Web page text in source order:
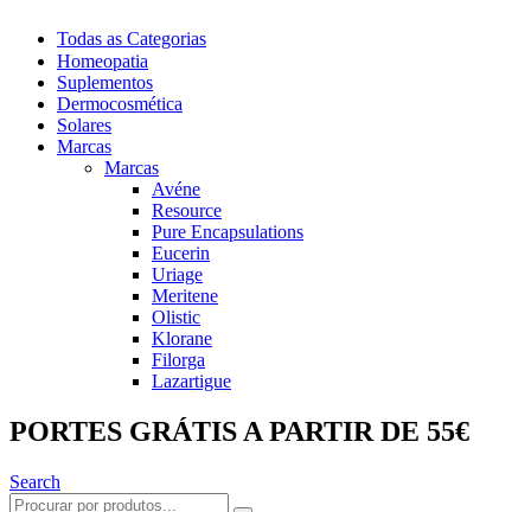
Todas as Categorias
Homeopatia
Suplementos
Dermocosmética
Solares
Marcas
Marcas
Avéne
Resource
Pure Encapsulations
Eucerin
Uriage
Meritene
Olistic
Klorane
Filorga
Lazartigue
PORTES GRÁTIS A PARTIR DE 55€
Search